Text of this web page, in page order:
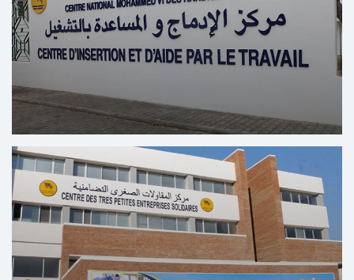
السوق التضامني
منصة فريدة من نوعها للنهوض بالتجارة العادلة
ومواكبة جهود التعاونيات
مركز الإدماج والمساعدة بالتشغيل
بسلا
الإدماج المهني في خدمة الشباب ذوي الإعاقة
الذهنية